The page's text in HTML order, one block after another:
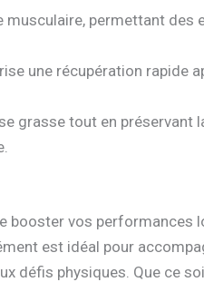
musculaire, permettant des
une récupération rapide
grasse tout en préservant
booster vos performances
est idéal pour
défis physiques. Que ce